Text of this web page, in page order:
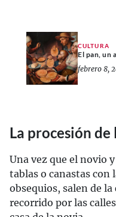
CULTURA
El pan, un
febrero 8,
La procesión de
Una vez que el novio
tablas o canastas con
obsequios, salen de
recorrido por las